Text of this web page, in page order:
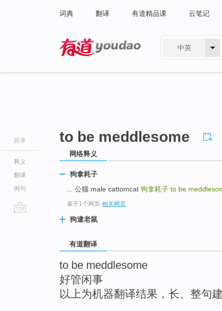
词典 翻译 有道精品课 云笔记
中英
目录
释义
翻译
例句
to be meddlesome
网络释义
狗拿耗子
... 公猫 male cattomcat 狗拿耗子 to be
基于1个网页-相关网页
狗逮老鼠
有道翻译
to be meddlesome
好管闲事
以上为机器翻译结果，长、整句